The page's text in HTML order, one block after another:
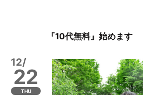
『10代無料』始めます
12/
22
THU